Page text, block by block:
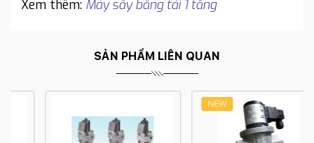
Xem thêm: Máy sấy băng tải 1 tầng
SẢN PHẨM LIÊN QUAN